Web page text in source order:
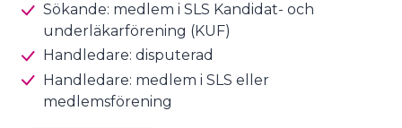
Sökande: medlem i SLS Kandidat- och
underläkarförening (KUF)
Handledare: disputerad
Handledare: medlem i SLS eller
medlemsförening